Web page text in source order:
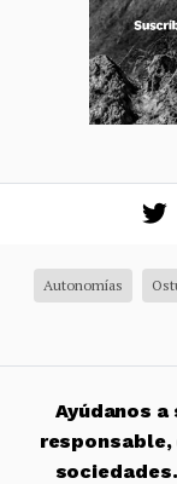
Autonomías
Ayúdanos
responsable,